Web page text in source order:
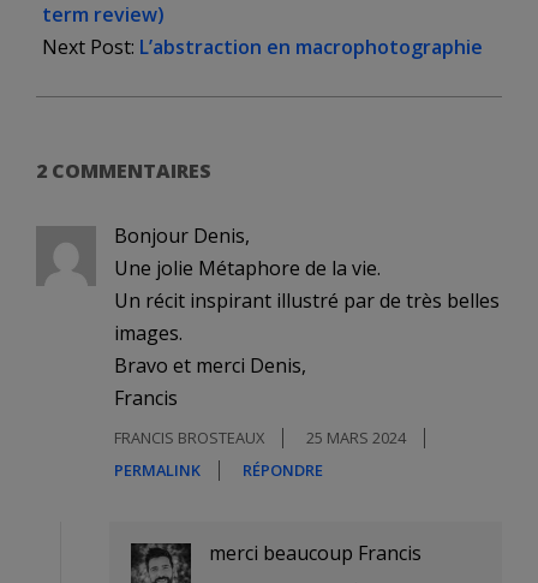
24
term review)
Next Post: L’abstraction en macrophotographie
2 COMMENTAIRES
Bonjour Denis,
Une jolie Métaphore de la vie.
Un récit inspirant illustré par de très belles
images.
Bravo et merci Denis,
Francis
FRANCIS BROSTEAUX
25 MARS 2024
PERMALINK
RÉPONDRE
merci beaucoup Francis